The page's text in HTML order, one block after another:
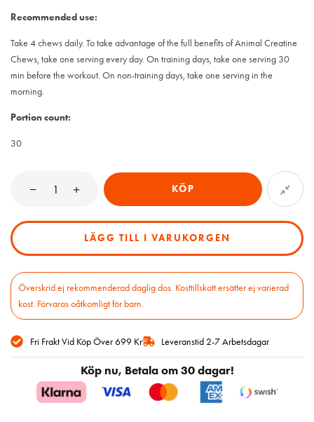
Recommended use:
Take 4 chews daily. To take advantage of the full benefits of Animal Creatine
Chews, take one serving every day. On training days, take one serving 30
min before the workout. On non-training days, take one serving in the
morning.
Portion count:
30
KÖP
LÄGG TILL I VARUKORGEN
Överskrid ej rekommenderad daglig dos. Kosttillskott ersätter ej varierad
kost. Förvaras oåtkomligt för barn.
Fri Frakt Vid Köp Över 699 Kr Leveranstid 2-7 Arbetsdagar
Köp nu, Betala om 30 dagar!